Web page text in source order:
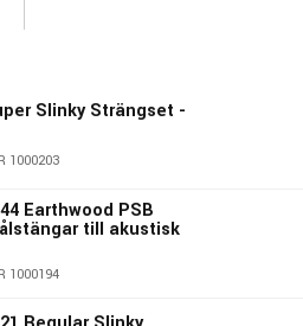
Slinky Strängset -
1000203
Earthwood PSB
till akustisk
1000194